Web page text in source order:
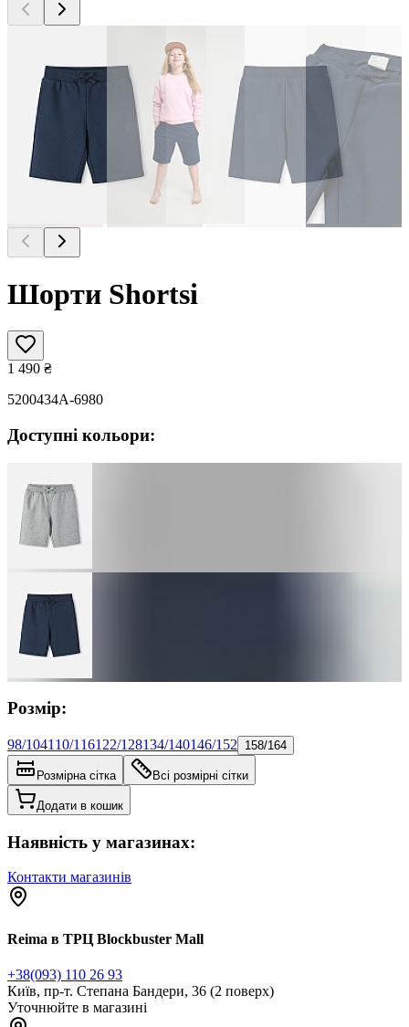
Шорти Shortsi
1 490 ₴
5200434A-6980
Доступні кольори:
Розмір:
98/104110/116122/128134/140146/152 158/164
Розмірна сітка Всі розмірні сітки
Додати в кошик
Наявність у магазинах:
Контакти магазинів
Reima в ТРЦ Blockbuster Mall
+38(093) 110 26 93
Київ, пр-т. Степана Бандери, 36 (2 поверх)
Уточнюйте в магазині